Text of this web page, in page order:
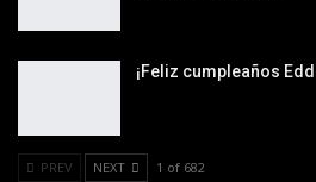
¡Feliz cumpleaños
PREV NEXT 1 of 682